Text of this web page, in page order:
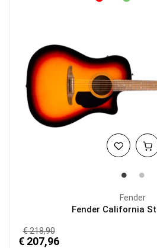
Fender
Fender California
€ 218,90
€ 207,96